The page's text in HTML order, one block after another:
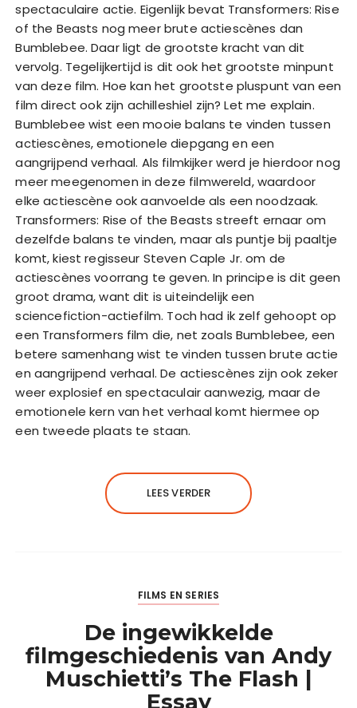
spectaculaire actie. Eigenlijk bevat Transformers: Rise
of the Beasts nog meer brute actiescènes dan
Bumblebee. Daar ligt de grootste kracht van dit
vervolg. Tegelijkertijd is dit ook het grootste minpunt
van deze film. Hoe kan het grootste pluspunt van een
film direct ook zijn achilleshiel zijn? Let me explain.
Bumblebee wist een mooie balans te vinden tussen
actiescènes, emotionele diepgang en een
aangrijpend verhaal. Als filmkijker werd je hierdoor nog
meer meegenomen in deze filmwereld, waardoor
elke actiescène ook aanvoelde als een noodzaak.
Transformers: Rise of the Beasts streeft ernaar om
dezelfde balans te vinden, maar als puntje bij paaltje
komt, kiest regisseur Steven Caple Jr. om de
actiescènes voorrang te geven. In principe is dit geen
groot drama, want dit is uiteindelijk een
sciencefiction-actiefilm. Toch had ik zelf gehoopt op
een Transformers film die, net zoals Bumblebee, een
betere samenhang wist te vinden tussen brute actie
en aangrijpend verhaal. De actiescènes zijn ook zeker
weer explosief en spectaculair aanwezig, maar de
emotionele kern van het verhaal komt hiermee op
een tweede plaats te staan.
LEES VERDER
FILMS EN SERIES
De ingewikkelde
filmgeschiedenis van Andy
Muschietti’s The Flash |
Essay